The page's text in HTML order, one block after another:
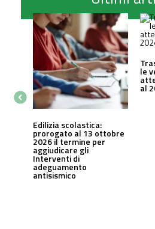
Edilizia scolastica:
prorogato al 13 ottobre
2026 il termine per
aggiudicare gli
Interventi di
adeguamento
antisismico
le
al